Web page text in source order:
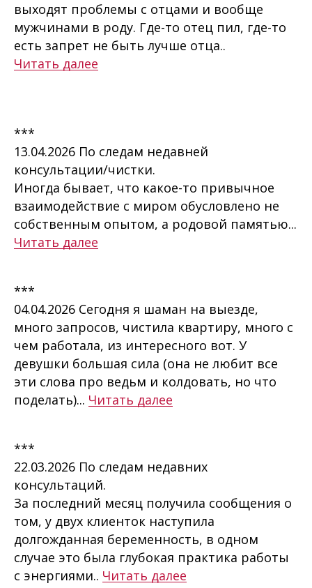
выходят проблемы с отцами и вообще
мужчинами в роду. Где-то отец пил, где-то
есть запрет не быть лучше отца..
Читать далее
***
13.04.2026 По следам недавней
консультации/чистки.
Иногда бывает, что какое-то привычное
взаимодействие с миром обусловлено не
собственным опытом, а родовой памятью...
Читать далее
***
04.04.2026 Сегодня я шаман на выезде,
много запросов, чистила квартиру, много с
чем работала, из интересного вот. У
девушки большая сила (она не любит все
эти слова про ведьм и колдовать, но что
поделать)... Читать далее
***
22.03.2026 По следам недавних
консультаций.
За последний месяц получила сообщения о
том, у двух клиенток наступила
долгожданная беременность, в одном
случае это была глубокая практика работы
с энергиями.. Читать далее